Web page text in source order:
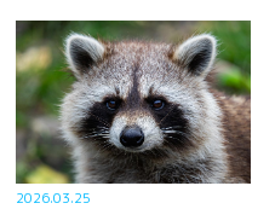
2026.03.25